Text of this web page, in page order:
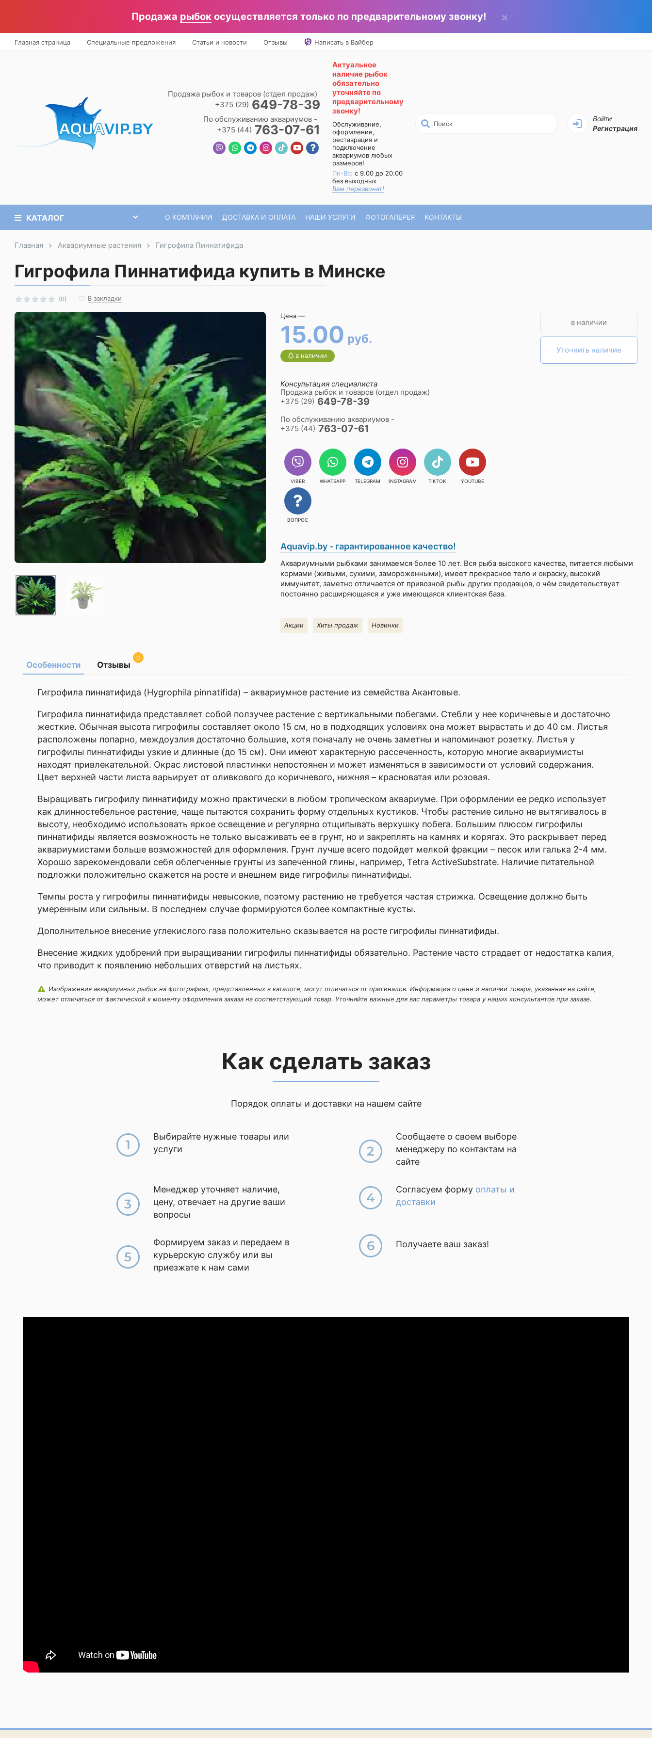
Продажа рыбокосуществляется только по предварительному звонку!
Главная страница Специальные предложения Статьи и новости Отзывы Написать в Вайбер
Продажа рыбок и товаров (отдел продаж)
+375 (29) 649-78-39
По обслуживанию аквариумов -
+375 (44) 763-07-61
Актуальное
наличие рыбок
обязательно
уточняйте по
предварительному
звонку!
Обслуживание,
оформление,
реставрация и
подключение
аквариумов любых
размеров!
Пн-Вс: с 9.00 до 20.00
без выходных
Вам перезвонят!
Войти
Регистрация
КАТАЛОГ О КОМПАНИИ ДОСТАВКА И ОПЛАТА НАШИ УСЛУГИ ФОТОГАЛЕРЕЯ КОНТАКТЫ
Главная Аквариумные растения Гигрофила Пиннатифида
Гигрофила Пиннатифида купить в Минске
(0) В закладки
Цена —
15.00 руб.
в наличии
Консультация специалиста
Продажа рыбок и товаров (отдел продаж)
+375 (29) 649-78-39
По обслуживанию аквариумов -
+375 (44) 763-07-61
VIBER WHATSAPP TELEGRAM INSTAGRAM TIKTOK YOUTUBE
ВОПРОС
в наличии
Уточнить наличие
Aquavip.by - гарантированное качество!
Аквариумными рыбками занимаемся более 10 лет. Вся рыба высокого качества, питается любыми
кормами (живыми, сухими, замороженными), имеет прекрасное тело и окраску, высокий
иммунитет, заметно отличается от привозной рыбы других продавцов, о чём свидетельствует
постоянно расширяющаяся и уже имеющаяся клиентская база.
Акции Хиты продаж Новинки
Особенности Отзывы
0
Гигрофила пиннатифида (Hygrophila pinnatifida) – аквариумное растение из семейства Акантовые.
Гигрофила пиннатифида представляет собой ползучее растение с вертикальными побегами. Стебли у нее коричневые и достаточно
жесткие. Обычная высота гигрофилы составляет около 15 см, но в подходящих условиях она может вырастать и до 40 см. Листья
расположены попарно, междоузлия достаточно большие, хотя поначалу не очень заметны и напоминают розетку. Листья у
гигрофилы пиннатифиды узкие и длинные (до 15 см). Они имеют характерную рассеченность, которую многие аквариумисты
находят привлекательной. Окрас листовой пластинки непостоянен и может изменяться в зависимости от условий содержания.
Цвет верхней части листа варьирует от оливкового до коричневого, нижняя – красноватая или розовая.
Выращивать гигрофилу пиннатифиду можно практически в любом тропическом аквариуме. При оформлении ее редко использует
как длинностебельное растение, чаще пытаются сохранить форму отдельных кустиков. Чтобы растение сильно не вытягивалось в
высоту, необходимо использовать яркое освещение и регулярно отщипывать верхушку побега. Большим плюсом гигрофилы
пиннатифиды является возможность не только высаживать ее в грунт, но и закреплять на камнях и корягах. Это раскрывает перед
аквариумистами больше возможностей для оформления. Грунт лучше всего подойдет мелкой фракции – песок или галька 2-4 мм.
Хорошо зарекомендовали себя облегченные грунты из запеченной глины, например, Tetra ActiveSubstrate. Наличие питательной
подложки положительно скажется на росте и внешнем виде гигрофилы пиннатифиды.
Темпы роста у гигрофилы пиннатифиды невысокие, поэтому растению не требуется частая стрижка. Освещение должно быть
умеренным или сильным. В последнем случае формируются более компактные кусты.
Дополнительное внесение углекислого газа положительно сказывается на росте гигрофилы пиннатифиды.
Внесение жидких удобрений при выращивании гигрофилы пиннатифиды обязательно. Растение часто страдает от недостатка калия,
что приводит к появлению небольших отверстий на листьях.
Оставить
отзыв
Ваша
оценка
—
Ваше
—
Комментарий
конфиденциальности
данного сайта
Изображения аквариумных рыбок на фотографиях, представленных в каталоге, могут отличаться от оригиналов. Информация о цене и наличии товара, указанная на сайте,
может отличаться от фактической к моменту оформления заказа на соответствующий товар. Уточняйте важные для вас параметры товара у наших консультантов при заказе.
Как сделать заказ
Порядок оплаты и доставки на нашем сайте
Выбирайте нужные товары или
услуги
Сообщаете о своем выборе
менеджеру по контактам на
сайте
Менеджер уточняет наличие,
цену, отвечает на другие ваши
вопросы
Согласуем форму оплаты и
доставки
Формируем заказ и передаем в
курьерскую службу или вы
приезжате к нам сами
Получаете ваш заказ!